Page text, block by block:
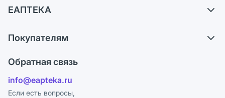
Самовывоз из аптек
Ответы на вопросы
Блог
ЕАПТЕКА
Карьера
Поставщики
Лицензия
Реклама на сайте
Покупателям
Программа СберСпасибо
Обратная связь
info@eapteka.ru
Если есть вопросы,